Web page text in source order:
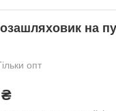
на
опт
₴